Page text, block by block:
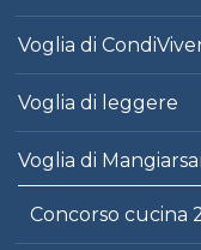
Voglia di
Voglia di leggere
Voglia di
Concorso cucina